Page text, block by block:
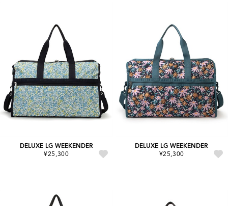
DELUXE LG WEEKENDER
¥25,300
DELUXE LG WEEKENDER
¥25,300